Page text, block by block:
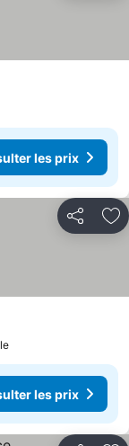
les prix
Partager
les prix